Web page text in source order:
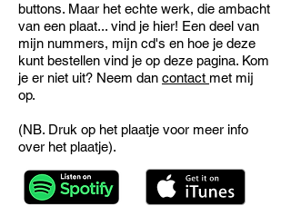
buttons. Maar het echte werk, die ambacht
van een plaat... vind je hier! Een deel van
mijn nummers, mijn cd's en hoe je deze
kunt bestellen vind je op deze pagina. Kom
je er niet uit? Neem dan contact met mij
op.
(NB. Druk op het plaatje voor meer info
over het plaatje).